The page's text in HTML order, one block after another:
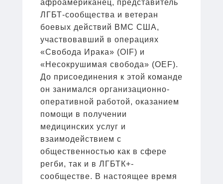
афроамериканец, представитель
ЛГБТ-сообщества и ветеран
боевых действий ВМС США,
участвовавший в операциях
«Свобода Ирака» (OIF) и
«Несокрушимая свобода» (OEF).
До присоединения к этой команде
он занимался организационно-
оперативной работой, оказанием
помощи в получении
медицинских услуг и
взаимодействием с
общественностью как в сфере
регби, так и в ЛГБТК+-
сообществе. В настоящее время